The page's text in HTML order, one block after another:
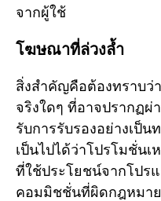
จากผู้ใช้
โฆษณาที่ล่วงล้ำ
สิ่งสำคัญคือต้องทราบ
จริงใดๆ ที่อาจปรากฏ
รับการรับรองอย่างเป็
เป็นไปได้ว่าโปรโมชั่น
ที่ใช้ประโยชน์จากโปร
คอมมิชชั่นที่ผิดกฎหมาย